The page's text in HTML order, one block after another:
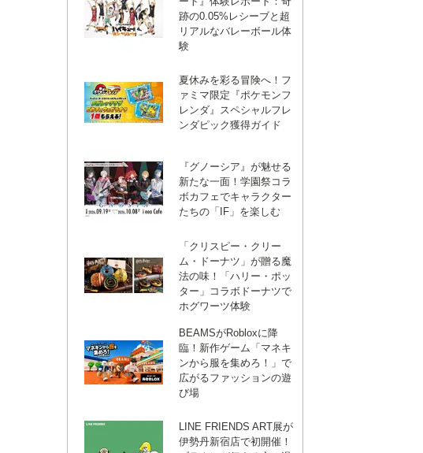
跡の0.05%レシーブと超
リアルなバレーボール体
験
夏休みを彩る冒険へ！フ
ァミマ限定『ポケモンフ
レンダ』スペシャルフレ
ンダピック獲得ガイド
『グノーシア』が魅せる
新たな一面！学園祭コラ
ボカフェでキャラクター
たちの「IF」を楽しむ
「クリスピー・クリー
ム・ドーナツ」が贈る魔
法の味！「ハリー・ポッ
ター」コラボドーナツで
ホグワーツ体験
BEAMSがRobloxに降
臨！新作ゲーム「マネキ
ンから服を集めろ！」で
広がるファッションの遊
び場
LINE FRIENDS ART展が
伊勢丹新宿店で初開催！